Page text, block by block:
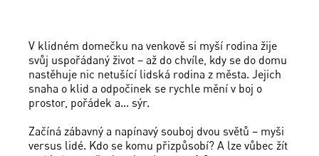
V klidném domečku na venkově si myší rodina žije
svůj uspořádaný život – až do chvíle, kdy se do domu
nastěhuje nic netušící lidská rodina z města. Jejich
snaha o klid a odpočinek se rychle mění v boj o
prostor, pořádek a... sýr.
Začíná zábavný a napínavý souboj dvou světů – myši
versus lidé. Kdo se komu přizpůsobí? A lze vůbec žít